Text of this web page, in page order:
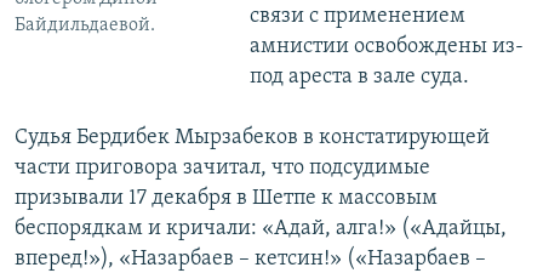
Байдильдаевой.
связи с применением
амнистии освобождены из-
под ареста в зале суда.
Судья Бердибек Мырзабеков в констатирующей
части приговора зачитал, что подсудимые
призывали 17 декабря в Шетпе к массовым
беспорядкам и кричали: «Адай, алга!» («Адайцы,
вперед!»), «Назарбаев – кетсин!» («Назарбаев –